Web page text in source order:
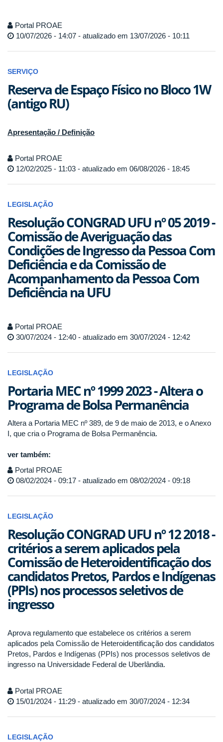
Portal PROAE
10/07/2026 - 14:07 - atualizado em 13/07/2026 - 10:11
SERVIÇO
Reserva de Espaço Físico no Bloco 1W
(antigo RU)
Apresentação / Definição
Portal PROAE
12/02/2025 - 11:03 - atualizado em 06/08/2026 - 18:45
LEGISLAÇÃO
Resolução CONGRAD UFU nº 05 2019 -
Comissão de Averiguação das
Condições de Ingresso da Pessoa Com
Deficiência e da Comissão de
Acompanhamento da Pessoa Com
Deficiência na UFU
Portal PROAE
30/07/2024 - 12:40 - atualizado em 30/07/2024 - 12:42
LEGISLAÇÃO
Portaria MEC nº 1999 2023 - Altera o
Programa de Bolsa Permanência
Altera a Portaria MEC nº 389, de 9 de maio de 2013, e o Anexo
I, que cria o Programa de Bolsa Permanência.
ver também:
Portal PROAE
08/02/2024 - 09:17 - atualizado em 08/02/2024 - 09:18
LEGISLAÇÃO
Resolução CONGRAD UFU nº 12 2018 -
critérios a serem aplicados pela
Comissão de Heteroidentificação dos
candidatos Pretos, Pardos e Indígenas
(PPIs) nos processos seletivos de
ingresso
Aprova regulamento que estabelece os critérios a serem
aplicados pela Comissão de Heteroidentificação dos candidatos
Pretos, Pardos e Indígenas (PPIs) nos processos seletivos de
ingresso na Universidade Federal de Uberlândia.
Portal PROAE
15/01/2024 - 11:29 - atualizado em 30/07/2024 - 12:34
LEGISLAÇÃO